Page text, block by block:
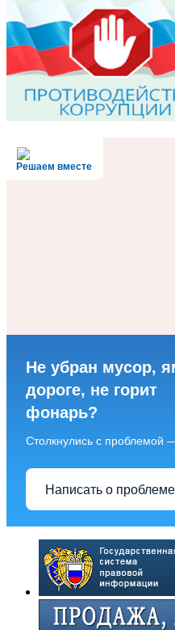
Решаем вместе
Не убран мусор,
дороге, не горит
фонарь?
Столкнулись с проблемой
Написать о проблеме